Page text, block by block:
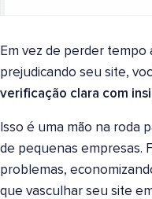
Em vez de perder tempo
prejudicando seu site,
verificação clara com
Isso é uma mão na roda
de pequenas empresas.
problemas,
que vasculhar seu site